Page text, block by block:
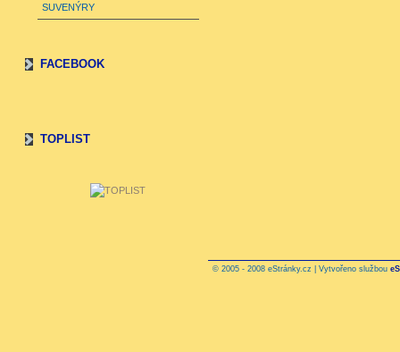
SUVENÝRY
FACEBOOK
TOPLIST
© 2005 - 2008 eStránky.cz | Vytvořeno službou